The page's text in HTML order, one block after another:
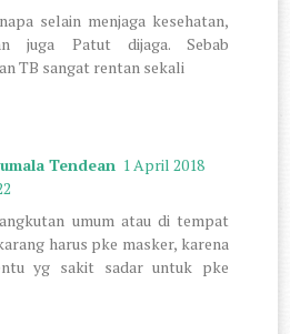
selain menjaga kesehatan,
juga Patut dijaga. Sebab
TB sangat rentan sekali
Tendean 1 April 2018
umum atau di tempat
harus pke masker, karena
yg sakit sadar untuk pke